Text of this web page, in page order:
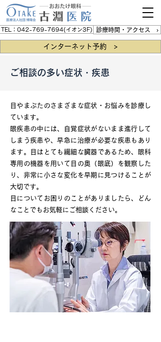
TEL：042-769-7694(イオン3F) 診療時間・アクセス ›
インターネット予約 >
ご相談の多い症状・疾患
目やまぶたのさまざまな症状・お悩みを診療し
ています。
眼疾患の中には、自覚症状がないまま進行して
しまう疾患や、早急に治療が必要な疾患もあり
ます。目はとても繊細な臓器であるため、眼科
専用の機器を用いて目の奥（眼底）を観察した
り、非常に小さな変化を早期に見つけることが
大切です。
目についてお困りのことがありましたら、どん
なことでもお気軽にご相談ください。